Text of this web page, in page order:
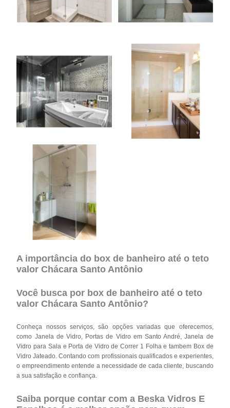
A importância do box de banheiro até o teto
valor Chácara Santo Antônio
Você busca por box de banheiro até o teto
valor Chácara Santo Antônio?
Conheça nossos serviços, são opções variadas que oferecemos,
como Janela de Vidro, Portas de Vidro em Santo André, Janela de
Vidro para Sala e Porta de Vidro de Correr 1 Folha e tambem Box de
Vidro Jateado. Contando com profissionais qualificados e experientes,
o empreendimento entende a necessidade de cada cliente, buscando
a sua satisfação e confiança.
Saiba porque contar com a Beska Vidros E